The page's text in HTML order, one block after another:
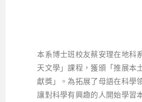
本系博士班校友蔡安理在地科
天文學」課程，獲頒「推展本
獻獎」。為拓展了母語在科學
讓對科學有興趣的人開始學習